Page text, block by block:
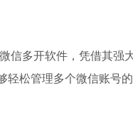
信多开软件，凭借其强
松管理多个微信账号